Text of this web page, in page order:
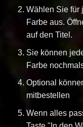
Wählen Sie für
Farbe aus.
auf den Titel.
Sie können
Farbe
Optional
mitbestellen
Wenn alles